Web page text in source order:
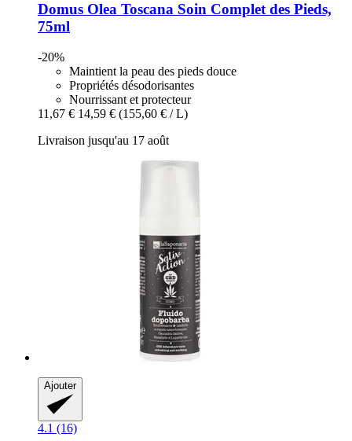
Domus Olea Toscana Soin Complet des Pieds,
75ml
-20%
Maintient la peau des pieds douce
Propriétés désodorisantes
Nourrissant et protecteur
11,67 € 14,59 € (155,60 € / L)
Livraison jusqu'au 17 août
Ajouter
4.1 (16)